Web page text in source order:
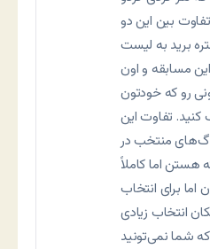
بين اين دو
بريد به ليست
مسابقه و اون
رو که خودتون
تفاوت اين
منتخب در
اما کاملاً
برای انتخاب
انتخاب زيادی
شما نمی‌تونيد